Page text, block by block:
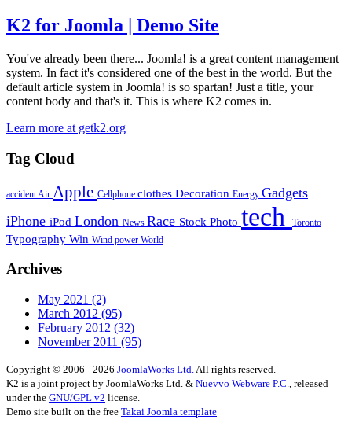
K2 for Joomla | Demo Site
You've already been there... Joomla! is a great content management
system. In fact it's considered one of the best in the world. But the
default article system in Joomla! is so spartan! Just a title, your
content body and that's it. This is where K2 comes in.
Learn more at getk2.org
Tag Cloud
accident Air Apple Cellphone clothes Decoration Energy Gadgets
iPhone iPod London News Race Stock Photo tech Toronto
Typography Win Wind power World
Archives
May 2021 (2)
March 2012 (95)
February 2012 (32)
November 2011 (95)
Copyright © 2006 - 2026 JoomlaWorks Ltd.All rights reserved.
K2 is a joint project by JoomlaWorks Ltd. & Nuevvo Webware P.C., released
under the GNU/GPL v2 license.
Demo site built on the free Takai Joomla template